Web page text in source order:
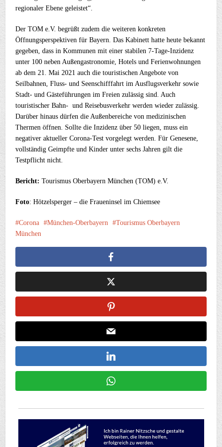
regionaler Ebene geleistet“.
Der TOM e.V. begrüßt zudem die weiteren konkreten
Öffnungsperspektiven für Bayern. Das Kabinett hatte heute bekannt
gegeben, dass in Kommunen mit einer stabilen 7-Tage-Inzidenz
unter 100 neben Außengastronomie, Hotels und Ferienwohnungen
ab dem 21. Mai 2021 auch die touristischen Angebote von
Seilbahnen, Fluss- und Seenschifffahrt im Ausflugsverkehr sowie
Stadt- und Gästeführungen im Freien zulässig sind. Auch
touristischer Bahn- und Reisebusverkehr werden wieder zulässig.
Darüber hinaus dürfen die Außenbereiche von medizinischen
Thermen öffnen. Sollte die Inzidenz über 50 liegen, muss ein
negativer aktueller Corona-Test vorgelegt werden. Für Genesene,
vollständig Geimpfte und Kinder unter sechs Jahren gilt die
Testpflicht nicht.
Bericht: Tourismus Oberbayern München (TOM) e.V.
Foto: Hötzelsperger – die Fraueninsel im Chiemsee
Corona München-Oberbayern
Tourismus Oberbayern
München